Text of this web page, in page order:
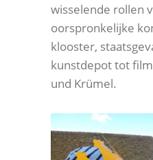
wisselende rollen
oorspronkelijke
klooster,
kunstdepot tot
und Krümel.